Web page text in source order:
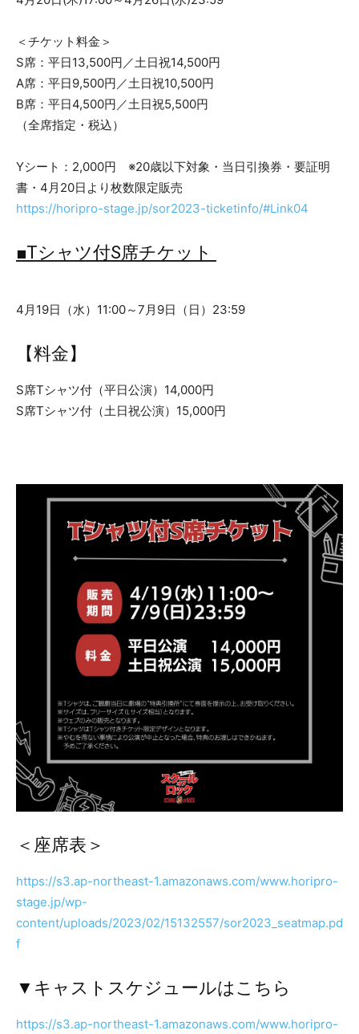
＜チケット料金＞
S席：平日13,500円／土日祝14,500円
A席：平日9,500円／土日祝10,500円
B席：平日4,500円／土日祝5,500円
（全席指定・税込）
Yシート：2,000円 ※20歳以下対象・当日引換券・要証明
書・4月20日より枚数限定販売
https://horipro-stage.jp/sor2023-ticketinfo/#Link04
■Tシャツ付S席チケット
4月19日（水）11:00～7月9日（日）23:59
【料金】
S席Tシャツ付（平日公演）14,000円
S席Tシャツ付（土日祝公演）15,000円
＜座席表＞
https://s3.ap-northeast-1.amazonaws.com/www.horipro-
stage.jp/wp-
content/uploads/2023/02/15132557/sor2023_seatmap.pd
f
▼キャストスケジュールはこちら
https://s3.ap-northeast-1.amazonaws.com/www.horipro-